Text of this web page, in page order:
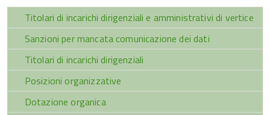
Titolari di incarichi dirigenziali e amministrativi di vertice
Sanzioni per mancata comunicazione dei dati
Titolari di incarichi dirigenziali
Posizioni organizzative
Dotazione organica